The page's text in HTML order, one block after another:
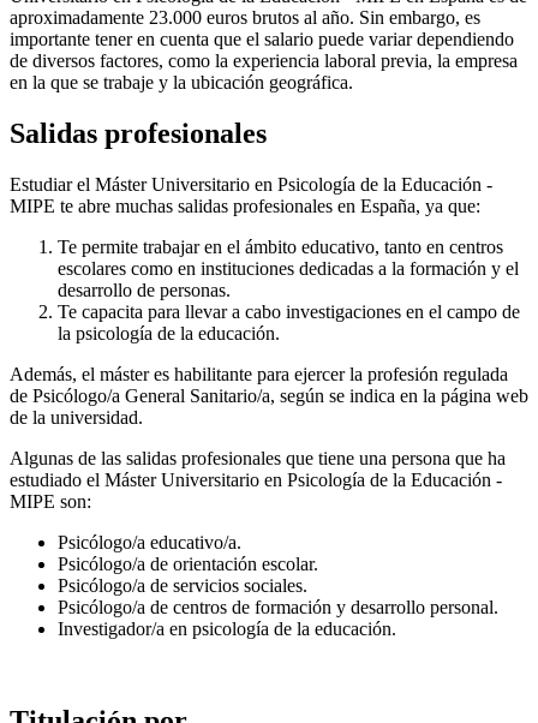
aproximadamente 23.000 euros brutos al año. Sin embargo, es
importante tener en cuenta que el salario puede variar dependiendo
de diversos factores, como la experiencia laboral previa, la empresa
en la que se trabaje y la ubicación geográfica.
Salidas profesionales
Estudiar el Máster Universitario en Psicología de la Educación -
MIPE te abre muchas salidas profesionales en España, ya que:
Te permite trabajar en el ámbito educativo, tanto en centros
escolares como en instituciones dedicadas a la formación y el
desarrollo de personas.
Te capacita para llevar a cabo investigaciones en el campo de
la psicología de la educación.
Además, el máster es habilitante para ejercer la profesión regulada
de Psicólogo/a General Sanitario/a, según se indica en la página web
de la universidad.
Algunas de las salidas profesionales que tiene una persona que ha
estudiado el Máster Universitario en Psicología de la Educación -
MIPE son:
Psicólogo/a educativo/a.
Psicólogo/a de orientación escolar.
Psicólogo/a de servicios sociales.
Psicólogo/a de centros de formación y desarrollo personal.
Investigador/a en psicología de la educación.